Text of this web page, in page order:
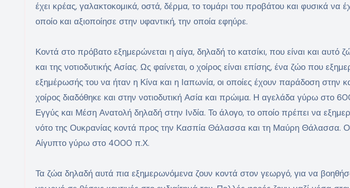
έχει κρέας, γαλακτοκομικά, οστά, δέρμα, το τομάρι του προβάτου και φυσικά να
οποίο και αξιοποίησε στην υφαντική, την οποία εφηύρε.
Κοντά στο πρόβατο εξημερώνεται η αίγα, δηλαδή το κατσίκι, που είναι και αυτό
και της νοτιοδυτικής Ασίας. Ως φαίνεται, ο χοίρος είναι επίσης, ένα ζώο που
εξημέρωσής του να ήταν η Κίνα και η Ιαπωνία, οι οποίες έχουν παράδοση στην
χοίρος διαδόθηκε και στην νοτιοδυτική Ασία και πρώιμα. Η αγελάδα γύρω στο
Εγγύς και Μέση Ανατολή δηλαδή στην Ινδία. Το άλογο, το οποίο πρέπει να
νότο της Ουκρανίας κοντά προς την Κασπία Θάλασσα και τη Μαύρη Θάλασσα.
Αίγυπτο γύρω στο 4000 π.Χ.
Τα ζώα δηλαδή αυτά πια εξημερωνόμενα ζουν κοντά στον γεωργό, για να